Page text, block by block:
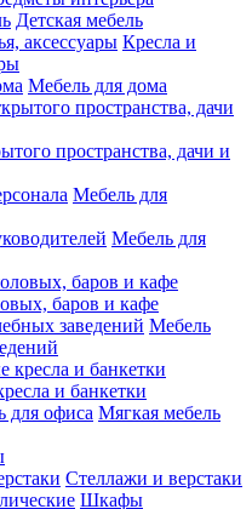
Детская мебель
Кресла и
Мебель для дома
пространства, дачи и
Мебель для
Мебель для
баров и кафе
Мебель
и банкетки
Мягкая мебель
Стеллажи и верстаки
Шкафы